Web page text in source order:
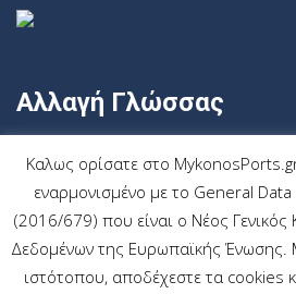
Αλλαγή Γλώσσας
Καλως ορίσατε στο
εναρμονισμένο με το General
(2016/679) που είναι ο Νέος
Δεδομένων της Ευρωπαϊκής Ένωσης.
ιστότοπου, αποδέχεστε τα cookies